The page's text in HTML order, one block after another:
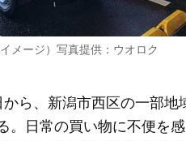
メージ）写真提供：ウオロク
ら、新潟市西区の一部地
。日常の買い物に不便を